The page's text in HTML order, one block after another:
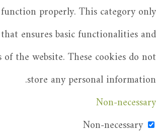
properly. This category only
ensures basic functionalities and
the website. These cookies do not
store any personal information.
Non-necessary
Non-necessary